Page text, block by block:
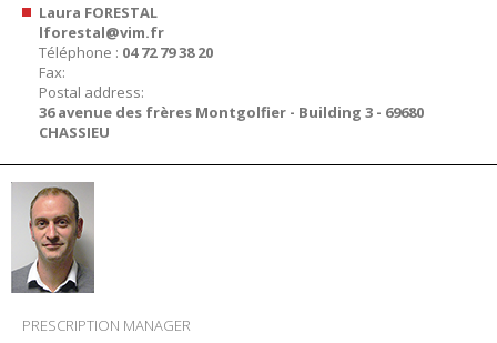
Laura FORESTAL
lforestal@vim.fr
Téléphone : 04 72 79 38 20
Fax:
Postal address:
36 avenue des frères Montgolfier - Building 3 - 69680
CHASSIEU
PRESCRIPTION MANAGER